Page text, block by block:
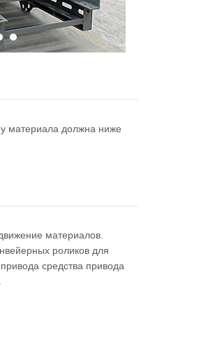
материала должна ниже
материалов.
роликов для
средства привода